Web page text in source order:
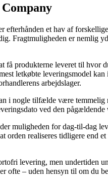
efterhånden et hav af
Fragtmuligheden er nemlig
få produkterne leveret til
letkøbte leveringsmodel
arbejdslager.
i nogle tilfælde være
ved den pågældende
muligheden for dag-til-dag
orden realiseres tidligere end
levering, men undertiden
ofte – uden hensyn til om